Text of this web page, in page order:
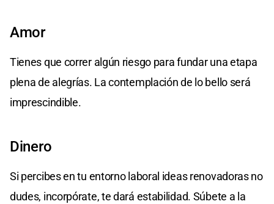
Amor
Tienes que correr algún riesgo para fundar una etapa
plena de alegrías. La contemplación de lo bello será
imprescindible.
Dinero
Si percibes en tu entorno laboral ideas renovadoras no
dudes, incorpórate, te dará estabilidad. Súbete a la